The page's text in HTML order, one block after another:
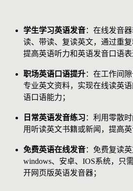
学生学习英语发音：在线发音
读、带读、复读英文，通过重复
提高英语听力和英语发音口语表
职场英语口语提升：在工作间
专业英文资料，实现在线读英
语口语能力；
日常英语发音练习 ：利用零散
用听读英文书籍或新闻，提高英
免费英语在线发音：免费复读
windows、安卓、IOS系统，只
开网页版英语发音器；